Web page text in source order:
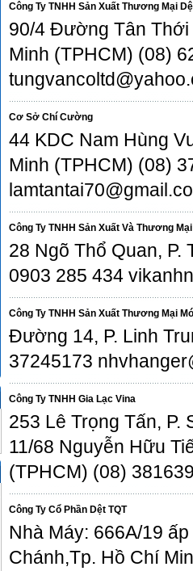
Công Ty TNHH Sản Xuất Thương Mại
90/4 Đường Tân Thới
Minh (TPHCM) (08)
Cơ Sở Chí Cường
44 KDC Nam Hùng
Minh (TPHCM) (08)
Công Ty TNHH Sản Xuất Và Thương
28 Ngõ Thổ Quan,
0903 285 434
Công Ty TNHH Sản Xuất Thương Mại
Đường 14, P. Linh
37245173
Công Ty TNHH Gia Lạc Vina
253 Lê Trọng Tấn, P.
11/68 Nguyễn Hữu
(TPHCM) (08)
Công Ty Cổ Phần Dệt TQT
Nhà Máy: 666A/19
Chánh,Tp. Hồ Chí